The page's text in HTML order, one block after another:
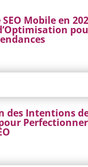
Mobile en
des Intentions